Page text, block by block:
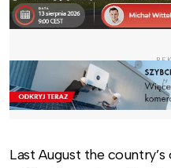
Last August the